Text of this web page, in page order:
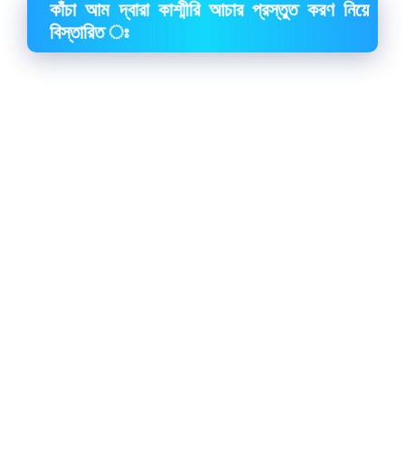
কাঁচা আম দ্বারা কাশ্মীরি আচার প্রস্তুত করণ নিয়ে
বিস্তারিত ঃ